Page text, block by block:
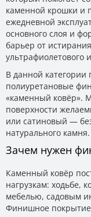
каменной крошки и
ежедневной
основного слоя и
барьер от
ультрафиолетового
В данной
полиуретановые
«каменный ковёр».
поверхности
или сатиновый —
натурального камня.
Зачем нужен
Каменный ковёр
нагрузкам: ходьбе,
мебелью, садовым
Финишное покрытие